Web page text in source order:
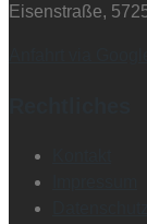
Eisenstraße,